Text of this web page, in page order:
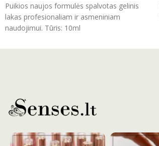
Puikios naujos formulės spalvotas gelinis
lakas profesionaliam ir asmeniniam
naudojimui. Tūris: 10ml